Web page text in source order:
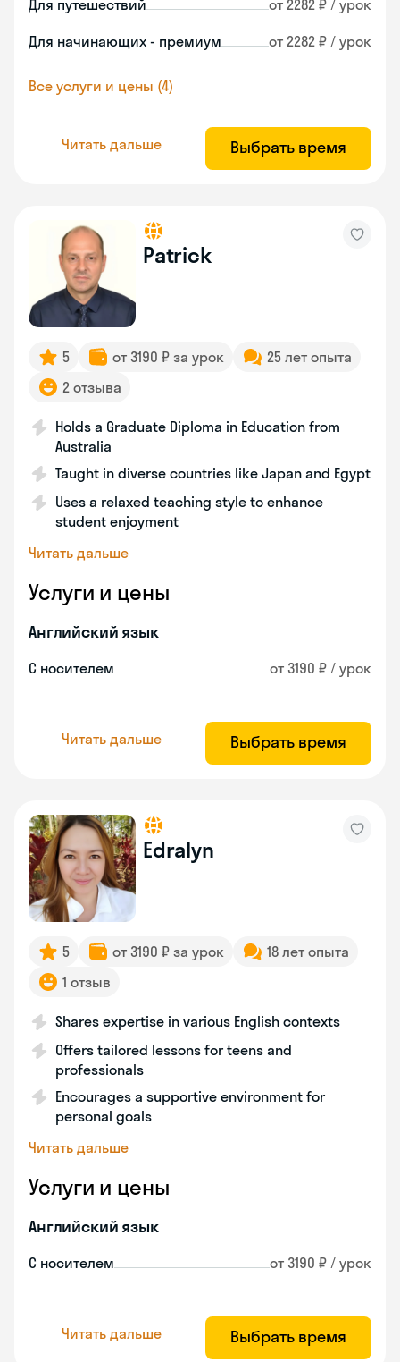
Для путешествий от 2282 ₽ / урок
Для начинающих - премиум от 2282 ₽ / урок
Все услуги и цены (4)
Читать дальше Выбрать время
Patrick
5 от 3190 ₽ за урок
25 лет опыта
2 отзыва
Holds a Graduate Diploma in Education from
Australia
Taught in diverse countries like Japan and Egypt
Uses a relaxed teaching style to enhance
student enjoyment
Читать дальше
Услуги и цены
Английский язык
С носителем от 3190 ₽ / урок
Читать дальше Выбрать время
Edralyn
5 от 3190 ₽ за урок
18 лет опыта
1 отзыв
Shares expertise in various English contexts
Offers tailored lessons for teens and
professionals
Encourages a supportive environment for
personal goals
Читать дальше
Услуги и цены
Английский язык
С носителем от 3190 ₽ / урок
Читать дальше Выбрать время